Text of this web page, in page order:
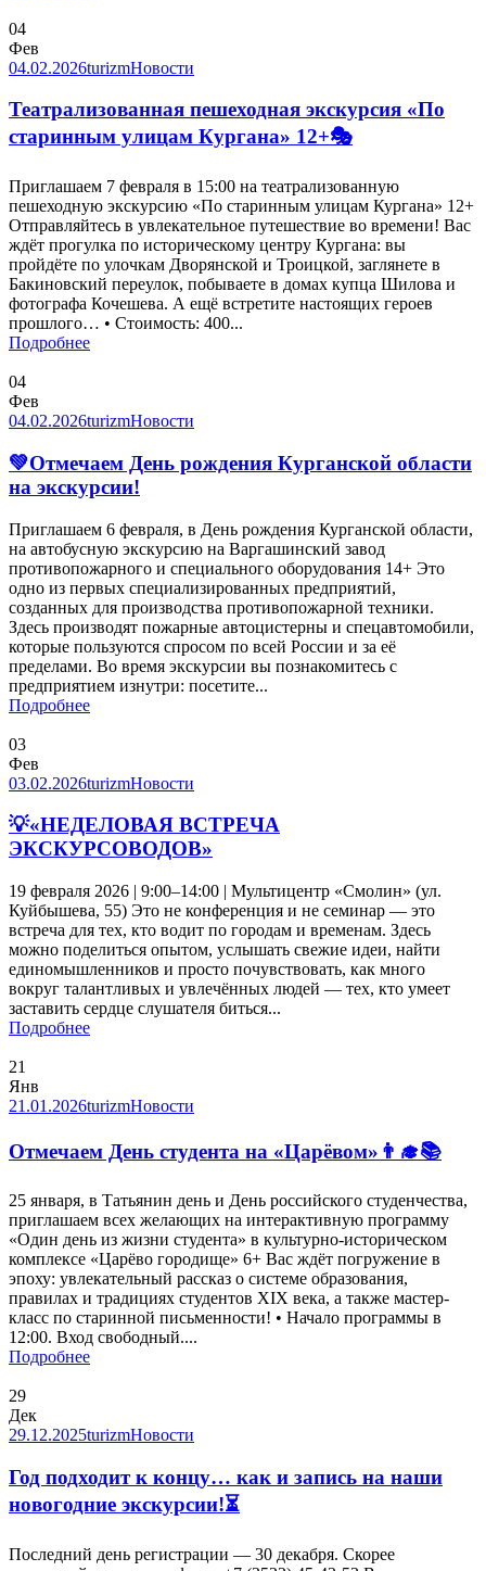
04
Фев
04.02.2026turizmНовости
Театрализованная пешеходная экскурсия «По
старинным улицам Кургана» 12+🎭
Приглашаем 7 февраля в 15:00 на театрализованную
пешеходную экскурсию «По старинным улицам Кургана» 12+
Отправляйтесь в увлекательное путешествие во времени! Вас
ждёт прогулка по историческому центру Кургана: вы
пройдёте по улочкам Дворянской и Троицкой, заглянете в
Бакиновский переулок, побываете в домах купца Шилова и
фотографа Кочешева. А ещё встретите настоящих героев
прошлого… • Стоимость: 400...
Подробнее
04
Фев
04.02.2026turizmНовости
💚Отмечаем День рождения Курганской области
на экскурсии!
Приглашаем 6 февраля, в День рождения Курганской области,
на автобусную экскурсию на Варгашинский завод
противопожарного и специального оборудования 14+ Это
одно из первых специализированных предприятий,
созданных для производства противопожарной техники.
Здесь производят пожарные автоцистерны и спецавтомобили,
которые пользуются спросом по всей России и за её
пределами. Во время экскурсии вы познакомитесь с
предприятием изнутри: посетите...
Подробнее
03
Фев
03.02.2026turizmНовости
💡«НЕДЕЛОВАЯ ВСТРЕЧА
ЭКСКУРСОВОДОВ»
19 февраля 2026 | 9:00–14:00 | Мультицентр «Смолин» (ул.
Куйбышева, 55) Это не конференция и не семинар — это
встреча для тех, кто водит по городам и временам. Здесь
можно поделиться опытом, услышать свежие идеи, найти
единомышленников и просто почувствовать, как много
вокруг талантливых и увлечённых людей — тех, кто умеет
заставить сердце слушателя биться...
Подробнее
21
Янв
21.01.2026turizmНовости
Отмечаем День студента на «Царёвом»👨‍🎓📚
25 января, в Татьянин день и День российского студенчества,
приглашаем всех желающих на интерактивную программу
«Один день из жизни студента» в культурно-историческом
комплексе «Царёво городище» 6+ Вас ждёт погружение в
эпоху: увлекательный рассказ о системе образования,
правилах и традициях студентов XIX века, а также мастер-
класс по старинной письменности! • Начало программы в
12:00. Вход свободный....
Подробнее
29
Дек
29.12.2025turizmНовости
Год подходит к концу… как и запись на наши
новогодние экскурсии!⏳
Последний день регистрации — 30 декабря. Скорее